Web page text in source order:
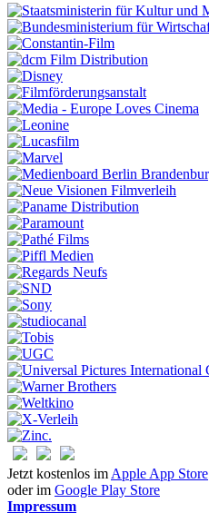
Jetzt kostenlos im Apple App Store
oder im Google Play Store
Impressum